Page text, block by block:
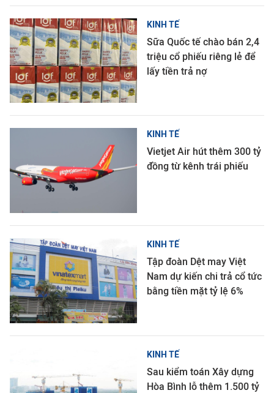
KINH TẾ
Sữa Quốc tế chào bán 2,4
triệu cổ phiếu riêng lẻ để
lấy tiền trả nợ
KINH TẾ
Vietjet Air hút thêm 300 tỷ
đồng từ kênh trái phiếu
KINH TẾ
Tập đoàn Dệt may Việt
Nam dự kiến chi trả cổ tức
bằng tiền mặt tỷ lệ 6%
KINH TẾ
Sau kiểm toán Xây dựng
Hòa Bình lỗ thêm 1.500 tỷ